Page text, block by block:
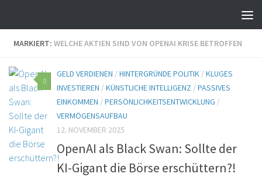
MARKIERT: WELCHE AKTIEN SIND VON OPENAI KRISE BETROFFEN
0
GELD VERDIENEN /HINTERGRÜNDE POLITIK /KLUGES
INVESTIEREN /KÜNSTLICHE INTELLIGENZ /PASSIVES
EINKOMMEN /PERSÖNLICHKEITSENTWICKLUNG /
VERMÖGENSAUFBAU
12. NOVEMBER 2025
OpenAI als Black Swan: Sollte der
KI-Gigant die Börse erschüttern?!